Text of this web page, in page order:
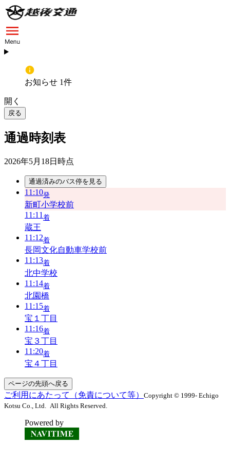
お知らせ 1件
開く
戻る
通過時刻表
2026年5月18日 時点
通過済みのバス停を見る
11:10発
新町小学校前
11:11 着
蔵王
11:12着
長岡文化自動車学校前
11:13着
北中学校
11:14着
北園橋
11:15着
宝１丁目
11:16着
宝３丁目
11:20着
宝４丁目
ページの先頭へ戻る
ご利用にあたって（免責について等） Copyright © 1999- Echigo
Kotsu Co., Ltd. All Rights Reserved.
Powered by